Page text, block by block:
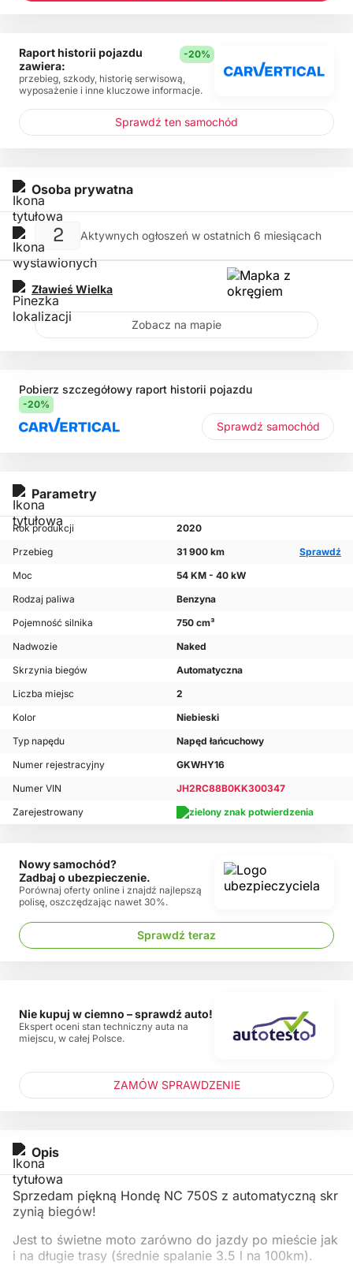
Pobierz szczegółowy raport historii pojazdu
-20%
Sprawdź samochód
Parametry
Rok produkcji
2020
Przebieg
31 900 km
Sprawdź
Moc
54 KM - 40 kW
Rodzaj paliwa
Benzyna
Pojemność silnika
750 cm³
Nadwozie
Naked
Skrzynia biegów
Automatyczna
Liczba miejsc
2
Kolor
Niebieski
Typ napędu
Napęd łańcuchowy
Numer rejestracyjny
GKWHY16
Numer VIN
JH2RC88B0KK300347
Zarejestrowany
Opis
Sprzedam piękną Hondę NC 750S z automatyczną skr
zynią biegów!
Jest to świetne moto zarówno do jazdy po mieście jak
i na długie trasy (średnie spalanie 3.5 l na 100km).
Osoba prywatna
2 Aktywnych ogłoszeń w ostatnich 6 miesiącach
Zławieś Wielka
Zobacz na mapie
Raport historii pojazdu
zawiera:
-20%
przebieg, szkody, historię serwisową,
wyposażenie i inne kluczowe informacje.
Sprawdź ten samochód
Nowy samochód?
Zadbaj o ubezpieczenie.
Porównaj oferty online i znajdź najlepszą
polisę, oszczędzając nawet 30%.
Sprawdź teraz
Nie kupuj w ciemno – sprawdź auto!
Ekspert oceni stan techniczny auta na
miejscu, w całej Polsce.
ZAMÓW SPRAWDZENIE